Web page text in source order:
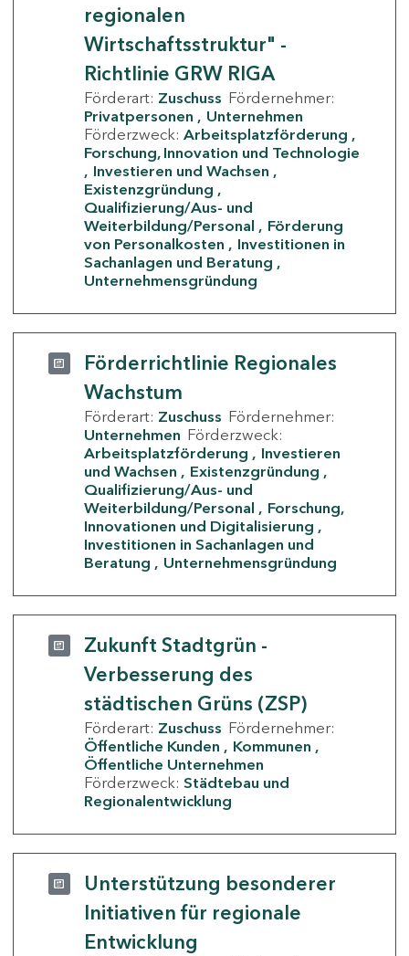
regionalen
Wirtschaftsstruktur" -
Richtlinie GRW RIGA
Förderart: Zuschuss Fördernehmer:
Privatpersonen
Unternehmen
Förderzweck: Arbeitsplatzförderung
Forschung, Innovation und Technologie
Investieren und Wachsen
Existenzgründung
Qualifizierung/Aus- und
Weiterbildung/Personal
Förderung
von Personalkosten
Investitionen in
Sachanlagen und Beratung
Unternehmensgründung
Förderrichtlinie Regionales
Wachstum
Förderart: Zuschuss Fördernehmer:
Unternehmen Förderzweck:
Arbeitsplatzförderung
Investieren
und Wachsen
Existenzgründung
Qualifizierung/Aus- und
Weiterbildung/Personal
Forschung,
Innovationen und Digitalisierung
Investitionen in Sachanlagen und
Beratung
Unternehmensgründung
Zukunft Stadtgrün -
Verbesserung des
städtischen Grüns (ZSP)
Förderart: Zuschuss Fördernehmer:
Öffentliche Kunden
Kommunen
Öffentliche Unternehmen
Förderzweck: Städtebau und
Regionalentwicklung
Unterstützung besonderer
Initiativen für regionale
Entwicklung